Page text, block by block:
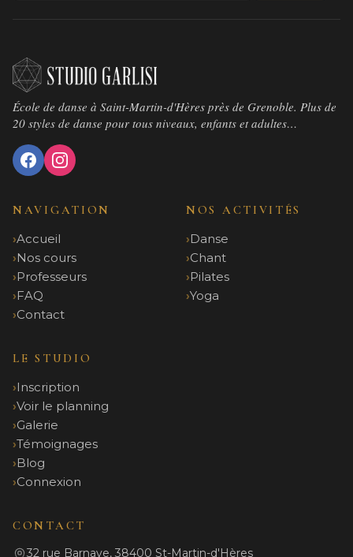
École de danse à Saint-Martin-d'Hères près de Grenoble. Plus de
20 styles de danse pour tous niveaux, enfants et adultes…
NAVIGATION
Accueil
Nos cours
Professeurs
FAQ
Contact
NOS ACTIVITÉS
Danse
Chant
Pilates
Yoga
LE STUDIO
Inscription
Voir le planning
Galerie
Témoignages
Blog
Connexion
CONTACT
32 rue Barnave, 38400 St-Martin-d'Hères